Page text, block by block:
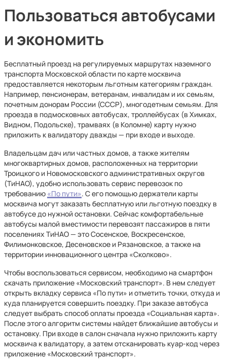
Пользоваться автобусами
и экономить
Бесплатный проезд на регулируемых маршрутах наземного
транспорта Московской области по карте москвича
предоставляется некоторым льготным категориям граждан.
Например, пенсионерам, ветеранам, инвалидам и их семьям,
почетным донорам России (СССР), многодетным семьям. Для
проезда в подмосковных автобусах, троллейбусах (в Химках,
Видном, Подольске), трамваях (в Коломне) карту нужно
приложить к валидатору дважды — при входе и выходе.
Владельцам дач или частных домов, а также жителям
многоквартирных домов, расположенных на территории
Троицкого и Новомосковского административных округов
(ТиНАО), удобно использовать сервис перевозок по
требованию «По пути». С его помощью держатели карты
москвича могут заказать бесплатную или льготную поездку в
автобусе до нужной остановки. Сейчас комфортабельные
автобусы малой вместимости перевозят пассажиров в пяти
поселениях ТиНАО — это Сосенское, Воскресенское,
Филимонковское, Десеновское и Рязановское, а также на
территории инновационного центра «Сколково».
Чтобы воспользоваться сервисом, необходимо на смартфон
скачать приложение «Московский транспорт». В нем следует
открыть вкладку сервиса «По пути» и отметить точки, откуда и
куда планируется совершить поездку. При заказе автобуса
следует выбрать способ оплаты проезда «Социальная карта».
После этого алгоритм системы найдет ближайшие автобусы и
остановку. При входе в салон сначала нужно приложить карту
москвича к валидатору, а затем отсканировать куар-код через
приложение «Московский транспорт».